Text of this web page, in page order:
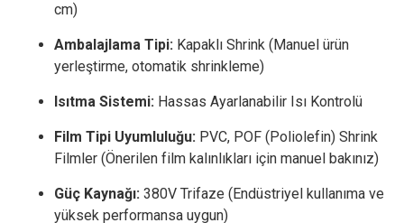
cm)
Ambalajlama Tipi: Kapaklı Shrink (Manuel ürün
yerleştirme, otomatik shrinkleme)
Isıtma Sistemi: Hassas Ayarlanabilir Isı Kontrolü
Film Tipi Uyumluluğu: PVC, POF (Poliolefin) Shrink
Filmler (Önerilen film kalınlıkları için manuel bakınız)
Güç Kaynağı: 380V Trifaze (Endüstriyel kullanıma ve
yüksek performansa uygun)